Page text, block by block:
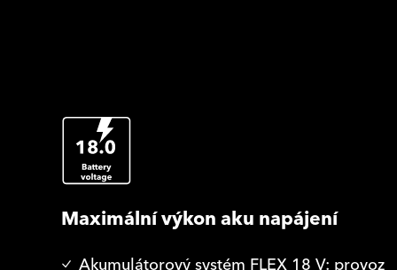
Maximální výkon aku napájení